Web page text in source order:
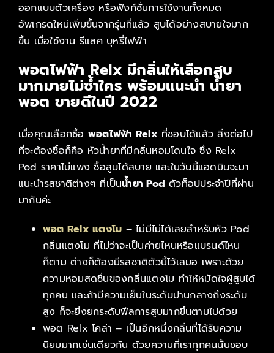
ออกแบบตัวเครื่อง หรือฟังก์ชั่นการใช้งานทั้งหมด
อัพเกรดใหม่เพิ่มขึ้นจากรุ่นที่แล้ว สูบได้อย่างสบายใจมาก
ขึ้น เมื่อใช้งาน รีแลค บุหรี่ไฟฟ้า
พอตไฟฟ้า Relx มีกลิ่นให้เลือกสูบ
มากมายไม่ซ้ำใคร พร้อมแนะนำ น้ำยา
พอต ขายดีในปี 2022
เมื่อคุณเลือกซื้อ พอตไฟฟ้า Relx ที่ชอบได้แล้ว สิ่งต่อไป
ที่จะต้องซื้อก็คือ หัวน้ำยาที่มีกลิ่นหอมโดนใจ ซึ่ง Relx
Pod ราคาไม่แพง ซื้อสูบได้สบาย และในวันนี้แอดมินจะมา
แนะนำรสชาติต่างๆ ที่เป็นน้ำยา Pod ตัวท็อปประจำปีที่ผ่าน
มากันค่ะ
พอต Relx แตงโม – ไม่มีไม่ได้เลยสำหรับหัว Pod
กลิ่นแตงโม ที่ไม่ว่าจะเป็นค่ายไหนหรือแบรนด์ไหน
ก็ตาม ต่างก็ต้องมีรสชาติตัวนี้ไว้เสมอ เพราะด้วย
ความหอมสดชื่นของกลิ่นแตงโม ทำให้หมัดใจผู้สูบได้
ทุกคน และถ้ามีความเย็นในระดับปานกลางถึงระดับ
สูง ก็จะยิ่งยกระดับฟีลการสูบมากขึ้นตามไปด้วย
พอต Relx โคล่า – เป็นอีกหนึ่งกลิ่นที่ได้รับความ
นิยมมากเช่นเดียวกัน ด้วยความที่เราทุกคนนั้นชอบ